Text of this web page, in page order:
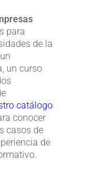
para
de la
un curso
catálogo
conocer
casos de
de